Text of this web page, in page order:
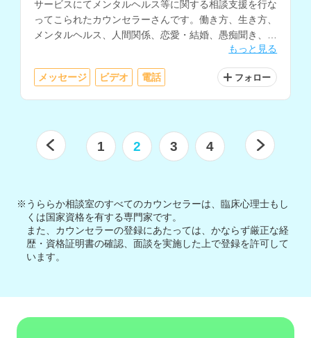
サービスにてメンタルヘルス等に関する相談支援を行な
ってこられたカウンセラーさんです。働き方、生き方、
メンタルヘルス、人間関係、恋愛・結婚、愚痴聞き、福
祉サービスの相談などを得意とされています。もっと見る
メッセージ ビデオ 電話 フォロー
1 2 3 4
※うららか相談室のすべてのカウンセラーは、臨床心理士もし
くは国家資格を有する専門家です。
また、カウンセラーの登録にあたっては、かならず厳正な経
歴・資格証明書の確認、面談を実施した上で登録を許可して
います。